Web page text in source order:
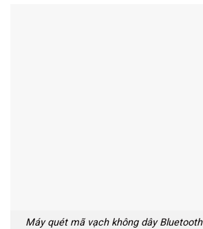
Máy quét mã vạch không dây Bluetooth